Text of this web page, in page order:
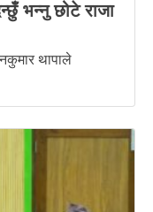
भन्नु छोटे राजा
थापाले